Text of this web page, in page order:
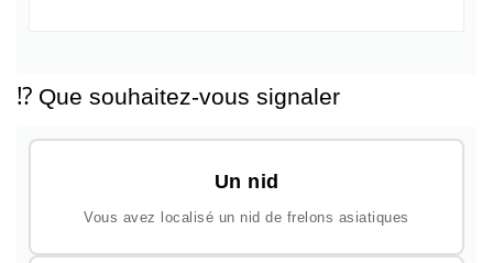
⁉️ Que souhaitez-vous signaler
Un nid
Vous avez localisé un nid de frelons asiatiques